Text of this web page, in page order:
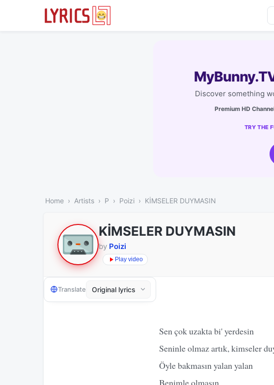
Discover something
Premium HD
TRY THE
Home Artists P Poizi KİMSELER DUYMASIN
KİMSELER DUYMASIN
by Poizi
Play video
Translate
Sen çok uzakta bi' yerdesin
Seninle olmaz artık, kimseler
Öyle bakmasın yalan yalan
Benimle olmasın